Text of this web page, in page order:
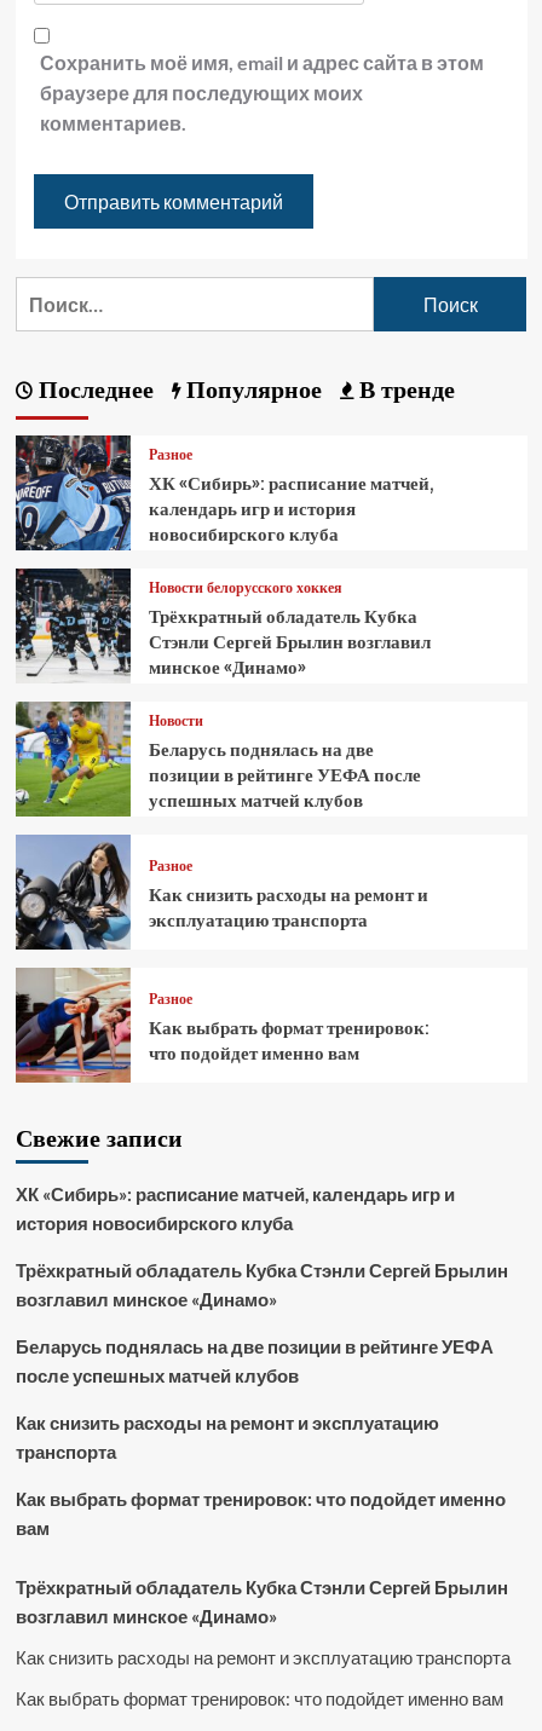
Сохранить моё имя, email и адрес сайта в этом
браузере для последующих моих
комментариев.
Последнее Популярное В тренде
Разное
ХК «Сибирь»: расписание матчей,
календарь игр и история
новосибирского клуба
Новости белорусского хоккея
Трёхкратный обладатель Кубка
Стэнли Сергей Брылин возглавил
минское «Динамо»
Новости
Беларусь поднялась на две
позиции в рейтинге УЕФА после
успешных матчей клубов
Разное
Как снизить расходы на ремонт и
эксплуатацию транспорта
Разное
Как выбрать формат тренировок:
что подойдет именно вам
Свежие записи
ХК «Сибирь»: расписание матчей, календарь игр и
история новосибирского клуба
Трёхкратный обладатель Кубка Стэнли Сергей Брылин
возглавил минское «Динамо»
Беларусь поднялась на две позиции в рейтинге УЕФА
после успешных матчей клубов
Как снизить расходы на ремонт и эксплуатацию
транспорта
Как выбрать формат тренировок: что подойдет именно
вам
Трёхкратный обладатель Кубка Стэнли Сергей Брылин
возглавил минское «Динамо»
Как снизить расходы на ремонт и эксплуатацию транспорта
Как выбрать формат тренировок: что подойдет именно вам